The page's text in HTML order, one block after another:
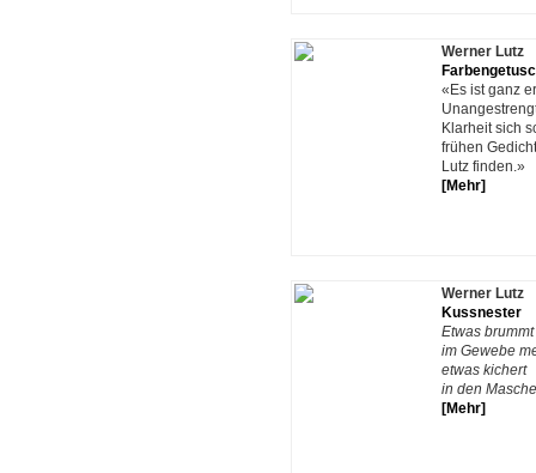
Werner Lutz
«Es ist ganz
Klarheit sich
frühen
Lutz finden.»
[Mehr]
Werner Lutz
Kussnester
Etwas brummt
im Gewebe
etwas kichert
in den
[Mehr]